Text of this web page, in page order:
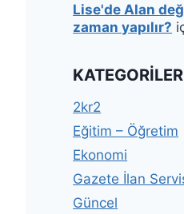
Lise'de Alan
zaman yapılır?
KATEGORILER
2kr2
Eğitim – Öğretim
Ekonomi
Gazete İlan
Güncel